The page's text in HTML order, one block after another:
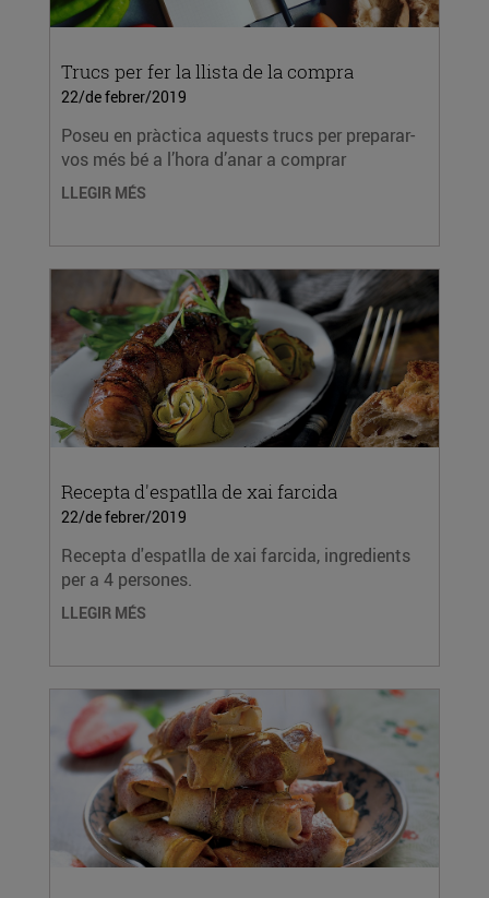
Trucs per fer la llista de la compra
22/de febrer/2019
Poseu en pràctica aquests trucs per preparar-
vos més bé a l’hora d’anar a comprar
LLEGIR MÉS
Recepta d'espatlla de xai farcida
22/de febrer/2019
Recepta d'espatlla de xai farcida, ingredients
per a 4 persones.
LLEGIR MÉS